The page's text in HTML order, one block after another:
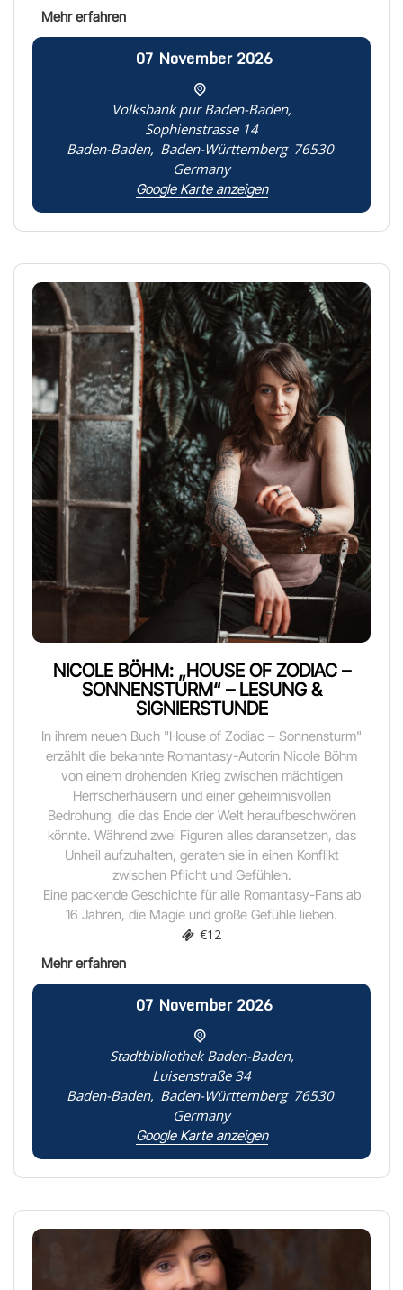
07 November 2026
Volksbank pur Baden-Baden,
Sophienstrasse 14
Baden-Baden, Baden-Württemberg 76530
Germany
Google Karte anzeigen
NICOLE BÖHM: „HOUSE OF ZODIAC –
SONNENSTURM“ – LESUNG &
SIGNIERSTUNDE
In ihrem neuen Buch "House of Zodiac – Sonnensturm"
erzählt die bekannte Romantasy-Autorin Nicole Böhm
von einem drohenden Krieg zwischen mächtigen
Herrscherhäusern und einer geheimnisvollen
Bedrohung, die das Ende der Welt heraufbeschwören
könnte. Während zwei Figuren alles daransetzen, das
Unheil aufzuhalten, geraten sie in einen Konflikt
zwischen Pflicht und Gefühlen.
Eine packende Geschichte für alle Romantasy-Fans ab
16 Jahren, die Magie und große Gefühle lieben.
€12
07 November 2026
Stadtbibliothek Baden-Baden,
Luisenstraße 34
Baden-Baden, Baden-Württemberg 76530
Germany
Google Karte anzeigen